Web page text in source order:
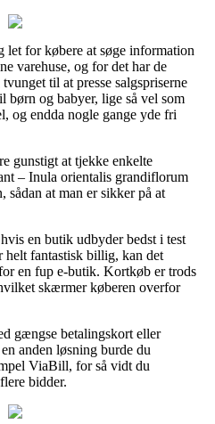
for købere at søge information
varehuse, og for det har de
til at presse salgspriserne
børn og babyer, lige så vel som
og endda nogle gange yde fri
gunstigt at tjekke enkelte
– Inula orientalis grandiflorum
sådan at man er sikker på at
en butik udbyder bedst i test
helt fantastisk billig, kan det
en fup e-butik. Kortkøb er trods
skærmer køberen overfor
gængse betalingskort eller
anden løsning burde du
ViaBill, for så vidt du
bidder.